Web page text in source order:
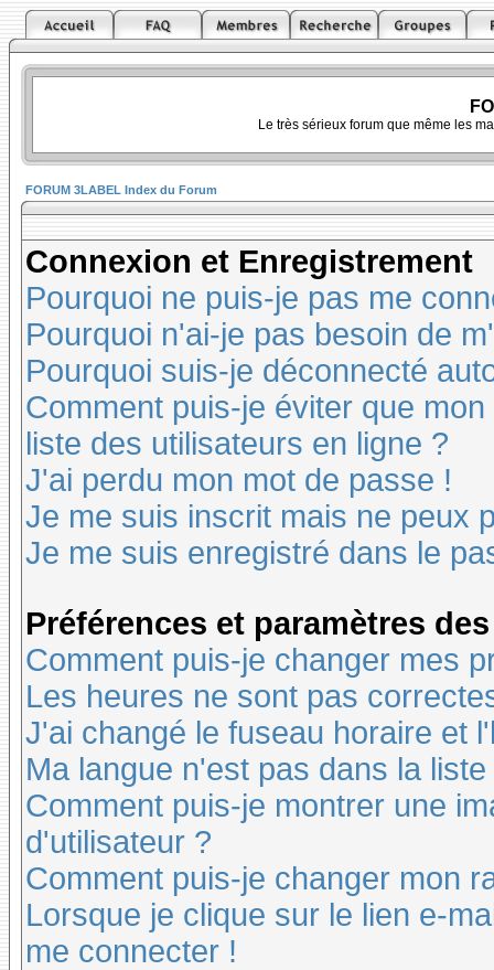
Le très sérieux forum que même les
FORUM 3LABEL Index du Forum
Connexion et Enregistrement
Pourquoi ne puis-je pas me
Pourquoi n'ai-je pas besoin de
Pourquoi suis-je déconnecté
Comment puis-je éviter que
liste des utilisateurs en ligne ?
J'ai perdu mon mot de passe !
Je me suis inscrit mais ne peux
Je me suis enregistré dans le
Préférences et paramètres
Comment puis-je changer mes
Les heures ne sont pas
J'ai changé le fuseau horaire et
Ma langue n'est pas dans la liste
Comment puis-je montrer une
d'utilisateur ?
Comment puis-je changer mon
Lorsque je clique sur le lien e-
me connecter !